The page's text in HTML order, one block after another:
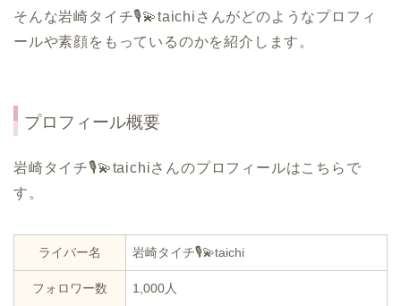
そんな岩崎タイチ🎙️💫taichiさんがどのようなプロフィ
ールや素顔をもっているのかを紹介します。
プロフィール概要
岩崎タイチ🎙️💫taichiさんのプロフィールはこちらで
す。
ライバー名 岩崎タイチ🎙️💫taichi
フォロワー数 1,000人